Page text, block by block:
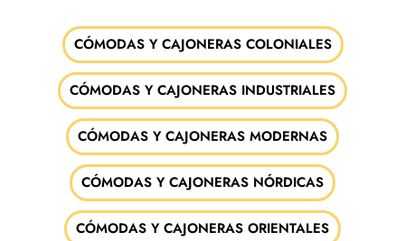
CÓMODAS Y CAJONERAS COLONIALES
CÓMODAS Y CAJONERAS INDUSTRIALES
CÓMODAS Y CAJONERAS MODERNAS
CÓMODAS Y CAJONERAS NÓRDICAS
CÓMODAS Y CAJONERAS ORIENTALES